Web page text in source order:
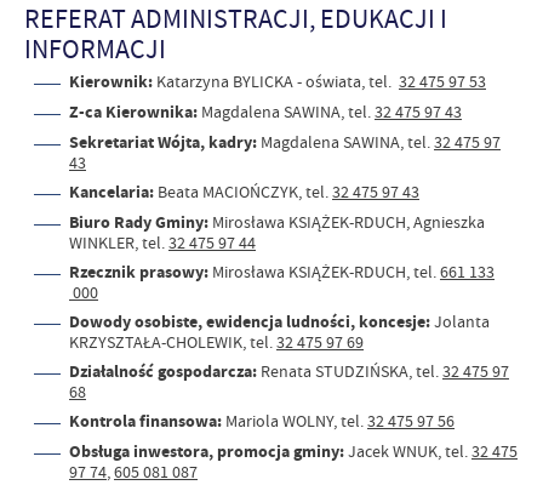
REFERAT ADMINISTRACJI, EDUKACJI I
INFORMACJI
Kierownik: Katarzyna BYLICKA - oświata, tel. 32 475 97 53
Z-ca Kierownika: Magdalena SAWINA, tel.32 475 97 43
Sekretariat Wójta, kadry: Magdalena SAWINA, tel.32 475 97
43
Kancelaria: Beata MACIOŃCZYK, tel.32 475 97 43
Biuro Rady Gminy: Mirosława KSIĄŻEK-RDUCH, Agnieszka
WINKLER, tel.32 475 97 44
Rzecznik prasowy: Mirosława KSIĄŻEK-RDUCH, tel.661 133
000
Dowody osobiste, ewidencja ludności, koncesje:Jolanta
KRZYSZTAŁA-CHOLEWIK, tel.32 475 97 69
Działalność gospodarcza: Renata STUDZIŃSKA, tel.32 475 97
68
Kontrola finansowa: Mariola WOLNY, tel.32 475 97 56
Obsługa inwestora, promocja gminy:Jacek WNUK, tel.32 475
97 74,605 081 087